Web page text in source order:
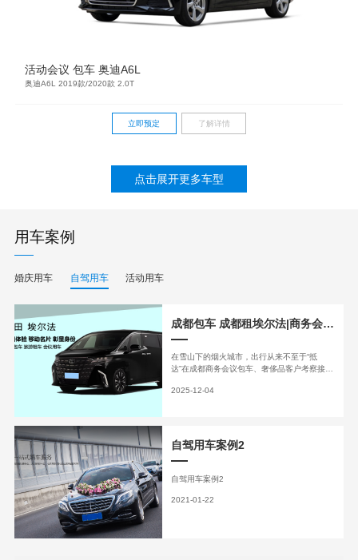
活动会议 包车 奥迪A6L
奥迪A6L 2019款/2020款 2.0T
立即预定 了解详情
点击展开更多车型
用车案例
婚庆用车 自驾用车 活动用车
成都包车 成都租埃尔法|商务会议租车 旅游包车 机场接送 川西租车选择成都七虎租车 正规公司 价格透明 专业司机
在雪山下的烟火城市，出行从来不至于“抵
达”在成都商务会议包车、奢侈品客户考察接
埃尔法彰显接待诚意。静谧空间、奢华车内配
2025-12-04
自驾用车案例2
自驾用车案例2
2021-01-22